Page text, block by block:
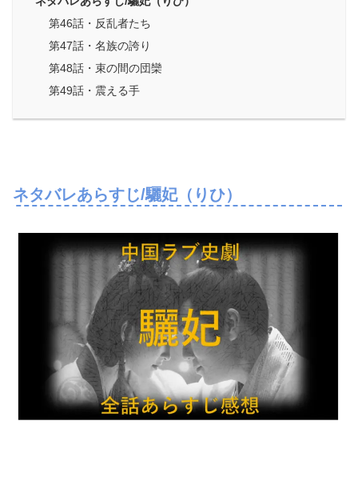
第46話・反乱者たち
第47話・名族の誇り
第48話・束の間の団欒
第49話・震える手
ネタバレあらすじ/驪妃（りひ）